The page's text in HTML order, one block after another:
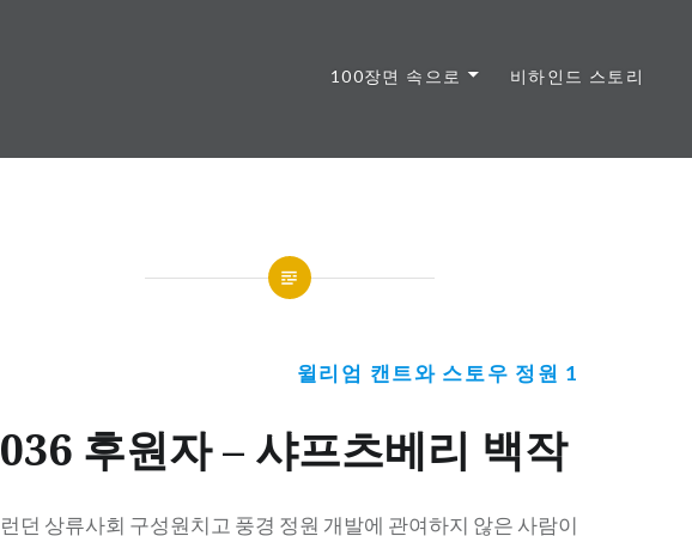
100장면 속으로 비하인드 스토리
윌리엄 캔트와 스토우 정원 1
036 후원자 – 샤프츠베리 백작
런던 상류사회 구성원치고 풍경 정원 개발에 관여하지 않은 사람이